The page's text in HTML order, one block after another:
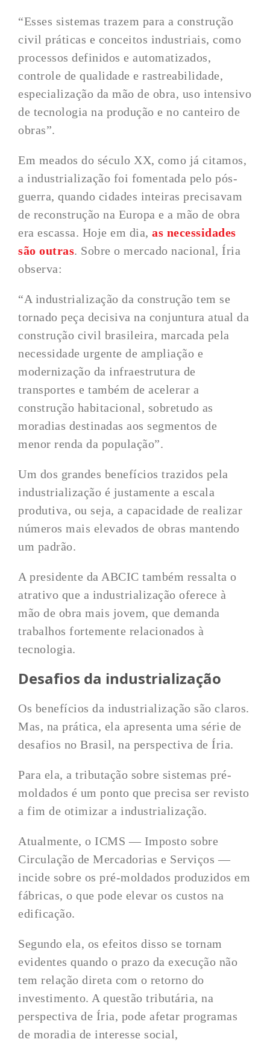
“Esses sistemas trazem para a construção
civil práticas e conceitos industriais, como
processos definidos e automatizados,
controle de qualidade e rastreabilidade,
especialização da mão de obra, uso intensivo
de tecnologia na produção e no canteiro de
obras”.
Em meados do século XX, como já citamos,
a industrialização foi fomentada pelo pós-
guerra, quando cidades inteiras precisavam
de reconstrução na Europa e a mão de obra
era escassa. Hoje em dia,as necessidades
são outras. Sobre o mercado nacional, Íria
observa:
“A industrialização da construção tem se
tornado peça decisiva na conjuntura atual da
construção civil brasileira, marcada pela
necessidade urgente de ampliação e
modernização da infraestrutura de
transportes e também de acelerar a
construção habitacional, sobretudo as
moradias destinadas aos segmentos de
menor renda da população”.
Um dos grandes benefícios trazidos pela
industrialização é justamente a escala
produtiva, ou seja, a capacidade de realizar
números mais elevados de obras mantendo
um padrão.
A presidente da ABCIC também ressalta o
atrativo que a industrialização oferece à
mão de obra mais jovem, que demanda
trabalhos fortemente relacionados à
tecnologia.
Desafios da industrialização
Os benefícios da industrialização são claros.
Mas, na prática, ela apresenta uma série de
desafios no Brasil, na perspectiva de Íria.
Para ela, a tributação sobre sistemas pré-
moldados é um ponto que precisa ser revisto
a fim de otimizar a industrialização.
Atualmente, o ICMS — Imposto sobre
Circulação de Mercadorias e Serviços —
incide sobre os pré-moldados produzidos em
fábricas, o que pode elevar os custos na
edificação.
Segundo ela, os efeitos disso se tornam
evidentes quando o prazo da execução não
tem relação direta com o retorno do
investimento. A questão tributária, na
perspectiva de Íria, pode afetar programas
de moradia de interesse social,